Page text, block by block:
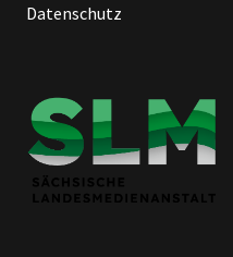
Datenschutz